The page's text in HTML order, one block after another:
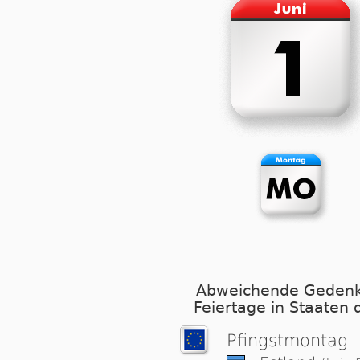
Abweichende
Feiertage in Staaten
Pfingst­mon­tag